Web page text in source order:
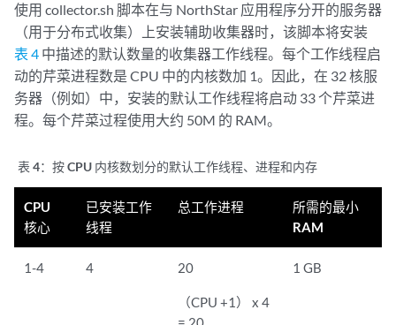
使用 collector.sh 脚本在与 NorthStar 应用程序分开的服务器
（用于分布式收集）上安装辅助收集器时，该脚本将安装
表 4 中描述的默认数量的收集器工作线程。每个工作线程启
动的芹菜进程数是 CPU 中的内核数加 1。因此，在 32 核服
务器（例如）中，安装的默认工作线程将启动 33 个芹菜进
程。每个芹菜过程使用大约 50M 的 RAM。
表 4： 按 CPU 内核数划分的默认工作线程、进程和内存
CPU
核心
已安装工作
线程
总工作进程
所需的最小
RAM
1-4 4 20
（CPU +1） x 4
1 GB